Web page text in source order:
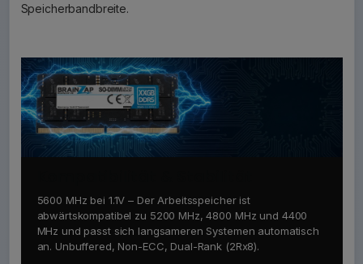
Speicherbandbreite.
5600 MHz bei 1.1V – Der Arbeitsspeicher ist
abwärtskompatibel zu 5200 MHz, 4800 MHz und 4400
MHz und passt sich langsameren Systemen automatisch
an. Unbuffered, Non-ECC, Dual-Rank (2Rx8).